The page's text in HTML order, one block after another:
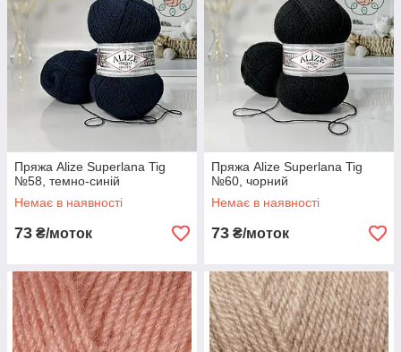
Пряжа Alize Superlana Tig
№58, темно-синій
Немає в наявності
73 ₴/моток
Пряжа Alize Superlana Tig
№60, чорний
Немає в наявності
73 ₴/моток